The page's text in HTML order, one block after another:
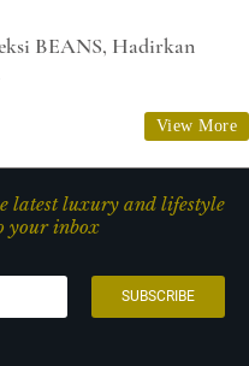
BEANS, Hadirkan
View More
latest luxury and lifestyle
your inbox